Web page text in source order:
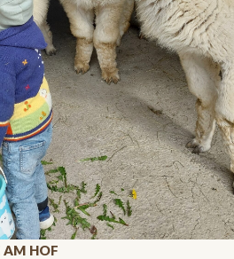
Auch im Bereich
begleiten unsere Alpakas
Begegnungen.
Mehr erfahren
HOF